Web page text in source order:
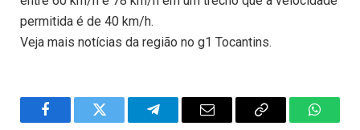
permitida é de 40 km/h.
Veja mais notícias da região no g1 Tocantins.
FacebookTwitter TelegramEmail
Copy